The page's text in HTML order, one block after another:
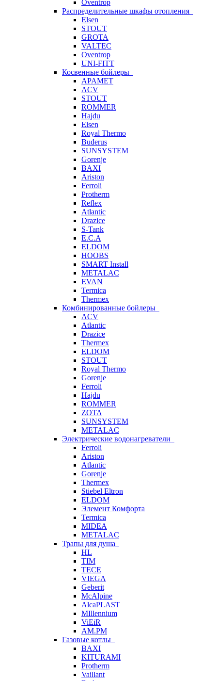
Oventrop
Распределительные шкафы отопления
Elsen
STOUT
GROTA
VALTEC
Oventrop
UNI-FITT
Косвенные бойлеры
APAMET
ACV
STOUT
ROMMER
Hajdu
Elsen
Royal Thermo
Buderus
SUNSYSTEM
Gorenje
BAXI
Ariston
Ferroli
Protherm
Reflex
Atlantic
Drazice
S-Tank
E.C.A
ELDOM
HOOBS
SMART Install
METALAC
EVAN
Termica
Thermex
Комбинированные бойлеры
ACV
Atlantic
Drazice
Thermex
ELDOM
STOUT
Royal Thermo
Gorenje
Ferroli
Hajdu
ROMMER
ZOTA
SUNSYSTEM
METALAC
Электрические водонагреватели
Ferroli
Ariston
Atlantic
Gorenje
Thermex
Stiebel Eltron
ELDOM
Элемент Комфорта
Termica
MIDEA
METALAC
Трапы для душа
HL
TIM
TECE
VIEGA
Geberit
McAlpine
AlcaPLAST
MIllennium
ViEiR
AM.PM
Газовые котлы
BAXI
KITURAMI
Protherm
Vaillant